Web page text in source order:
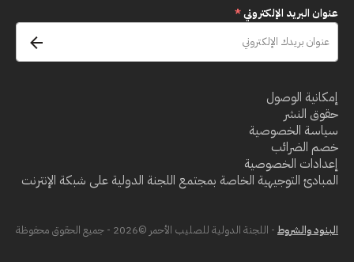
عنوان البريد الإلكتروني*
إمكانية الوصول
حقوق النشر
سياسة الخصوصية
خصم الضرائب
إعدادات الخصوصية
المبادئ التوجيهية الخاصة بمجتمع اللجنة الدولية على شبكة الإنترنت
البنود والشروط - اللجنة الدولية للصليب الأحمر ©2026 - جميع الحقوق محفوظة